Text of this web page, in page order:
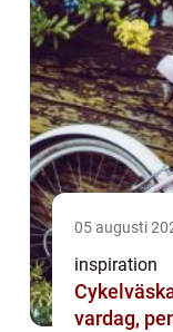
05 augusti
inspiration
vardag,